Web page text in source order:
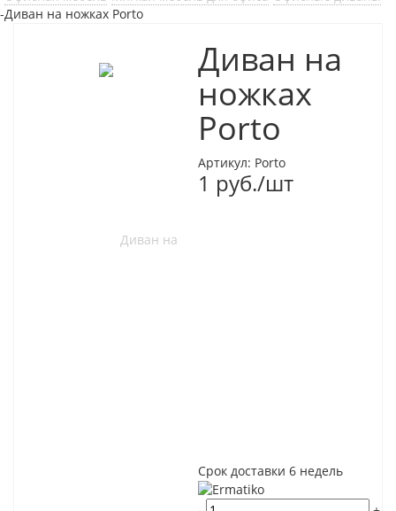
-Диван на ножках Porto
Диван на
ножках
Porto
Артикул: Porto
1 руб./шт
Срок доставки 6 недель